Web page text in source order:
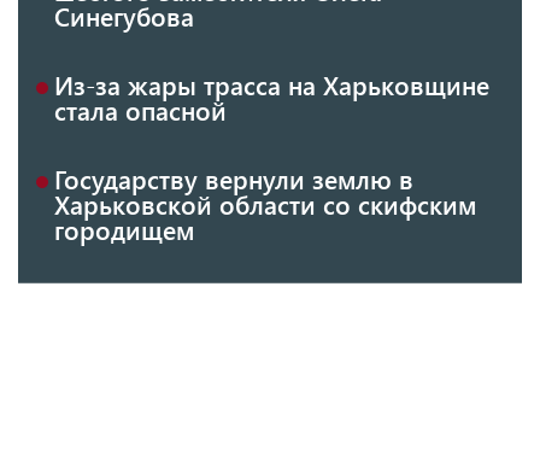
Синегубова
Из-за жары трасса на Харьковщине
стала опасной
Государству вернули землю в
Харьковской области со скифским
городищем